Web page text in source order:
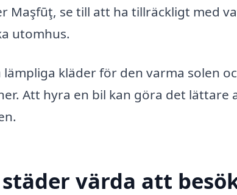
Maşfūţ, se till att ha tillräckligt med
utomhus.
lämpliga kläder för den varma solen
Att hyra en bil kan göra det lättare
värda att